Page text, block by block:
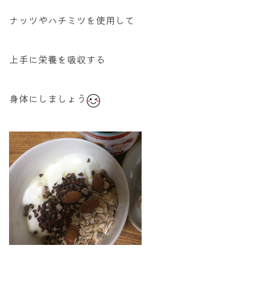
ナッツやハチミツを使用して
上手に栄養を吸収する
身体にしましょう